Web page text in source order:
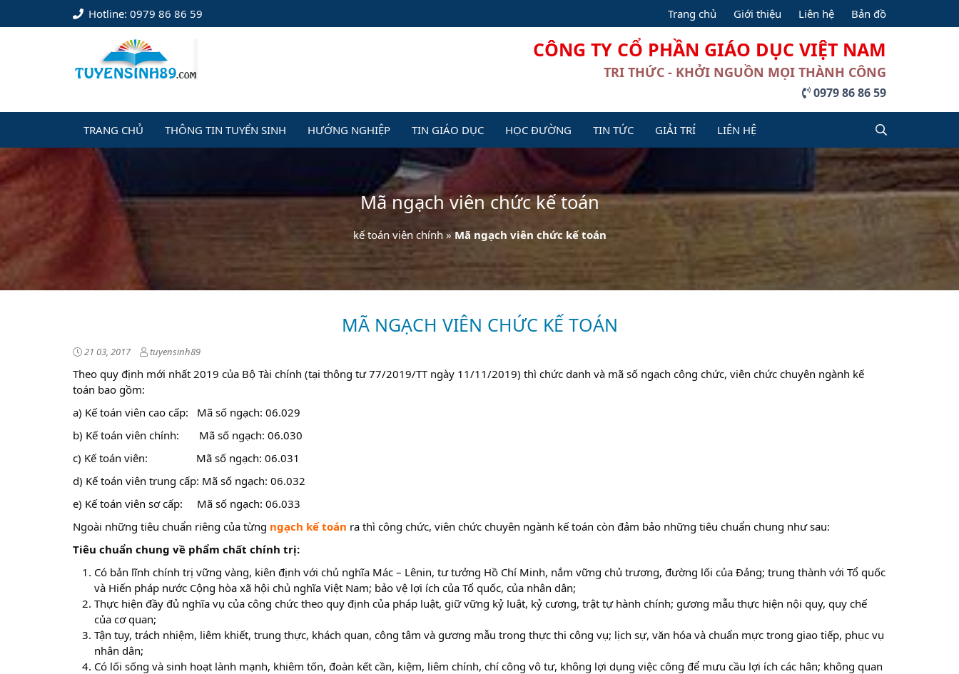
Hotline: 0979 86 86 59 Trang chủ Giới thiệu Liên hệ Bản đồ
CÔNG TY CỔ PHẦN GIÁO DỤC VIỆT NAM
TRI THỨC - KHỞI NGUỒN MỌI THÀNH CÔNG
0979 86 86 59
TRANG CHỦ THÔNG TIN TUYỂN SINH HƯỚNG NGHIỆP TIN GIÁO DỤC HỌC ĐƯỜNG TIN TỨC GIẢI TRÍ LIÊN HỆ
Mã ngạch viên chức kế toán
kế toán viên chính»Mã ngạch viên chức kế toán
MÃ NGẠCH VIÊN CHỨC KẾ TOÁN
21 03, 2017 tuyensinh89
Theo quy định mới nhất 2019 của Bộ Tài chính (tại thông tư 77/2019/TT ngày 11/11/2019) thì chức danh và mã số ngạch công chức, viên chức chuyên ngành kế
toán bao gồm:
a) Kế toán viên cao cấp: Mã số ngạch: 06.029
b) Kế toán viên chính: Mã số ngạch: 06.030
c) Kế toán viên: Mã số ngạch: 06.031
d) Kế toán viên trung cấp: Mã số ngạch: 06.032
e) Kế toán viên sơ cấp: Mã số ngạch: 06.033
Ngoài những tiêu chuẩn riêng của từng ngạch kế toán ra thì công chức, viên chức chuyên ngành kế toán còn đảm bảo những tiêu chuẩn chung như sau:
Tiêu chuẩn chung về phẩm chất chính trị:
Có bản lĩnh chính trị vững vàng, kiên định với chủ nghĩa Mác – Lênin, tư tưởng Hồ Chí Minh, nắm vững chủ trương, đường lối của Đảng; trung thành với Tổ quốc
và Hiến pháp nước Cộng hòa xã hội chủ nghĩa Việt Nam; bảo vệ lợi ích của Tổ quốc, của nhân dân;
Thực hiện đầy đủ nghĩa vụ của công chức theo quy định của pháp luật, giữ vững kỷ luật, kỷ cương, trật tự hành chính; gương mẫu thực hiện nội quy, quy chế
của cơ quan;
Tận tụy, trách nhiệm, liêm khiết, trung thực, khách quan, công tâm và gương mẫu trong thực thi công vụ; lịch sự, văn hóa và chuẩn mực trong giao tiếp, phục vụ
nhân dân;
Có lối sống và sinh hoạt lành mạnh, khiêm tốn, đoàn kết cần, kiệm, liêm chính, chí công vô tư, không lợi dụng việc công để mưu cầu lợi ích các hân; không quan